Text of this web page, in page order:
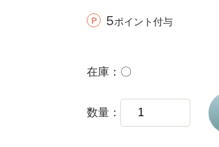
5ポイント付与
在庫 〇
数量